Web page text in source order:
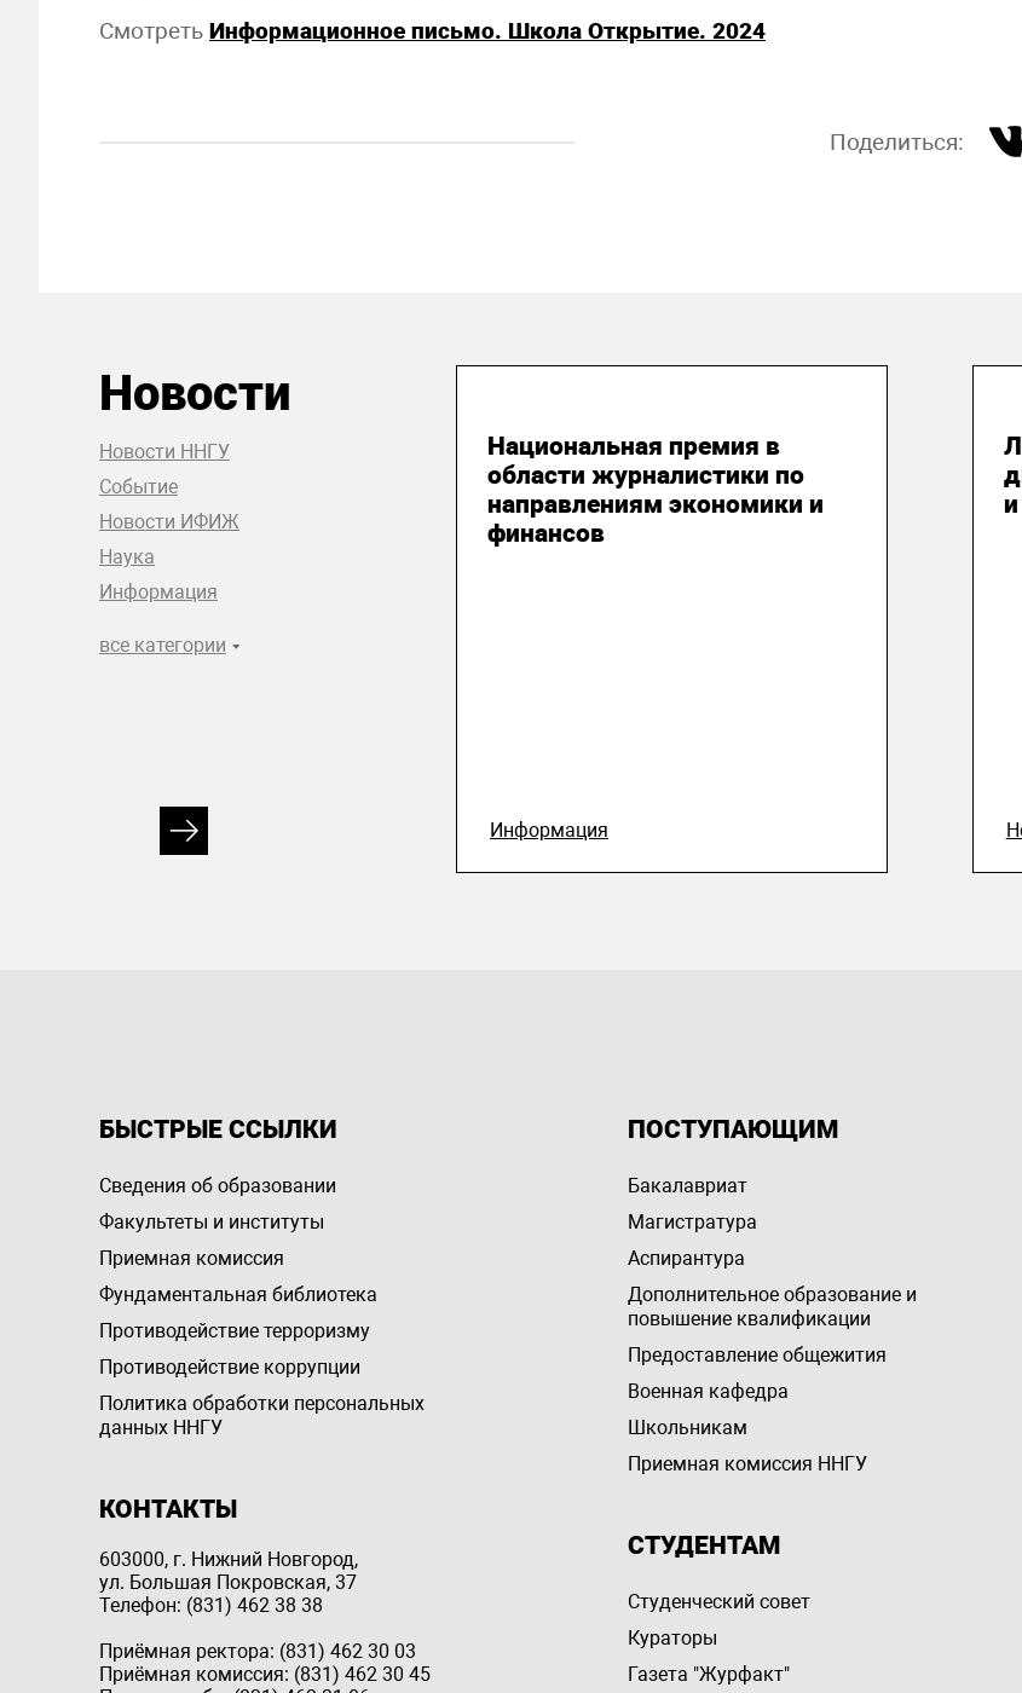
Смотреть Информационное письмо. Школа Открытие. 2024
Поделиться:
Новости
Новости ННГУ
Событие
Новости ИФИЖ
Наука
Информация
все категории
Национальная премия в
области журналистики по
направлениям экономики и
финансов
Информация
БЫСТРЫЕ ССЫЛКИ
Сведения об образовании
Факультеты и институты
Приемная комиссия
Фундаментальная библиотека
Противодействие терроризму
Противодействие коррупции
Политика обработки персональных
данных ННГУ
КОНТАКТЫ
603000, г. Нижний Новгород,
ул. Большая Покровская, 37
Телефон: (831) 462 38 38
Приёмная ректора: (831) 462 30 03
Приёмная комиссия: (831) 462 30 45
ПОСТУПАЮЩИМ
Бакалавриат
Магистратура
Аспирантура
Дополнительное образование и
повышение квалификации
Предоставление общежития
Военная кафедра
Школьникам
Приемная комиссия ННГУ
СТУДЕНТАМ
Студенческий совет
Кураторы
Газета "Журфакт"